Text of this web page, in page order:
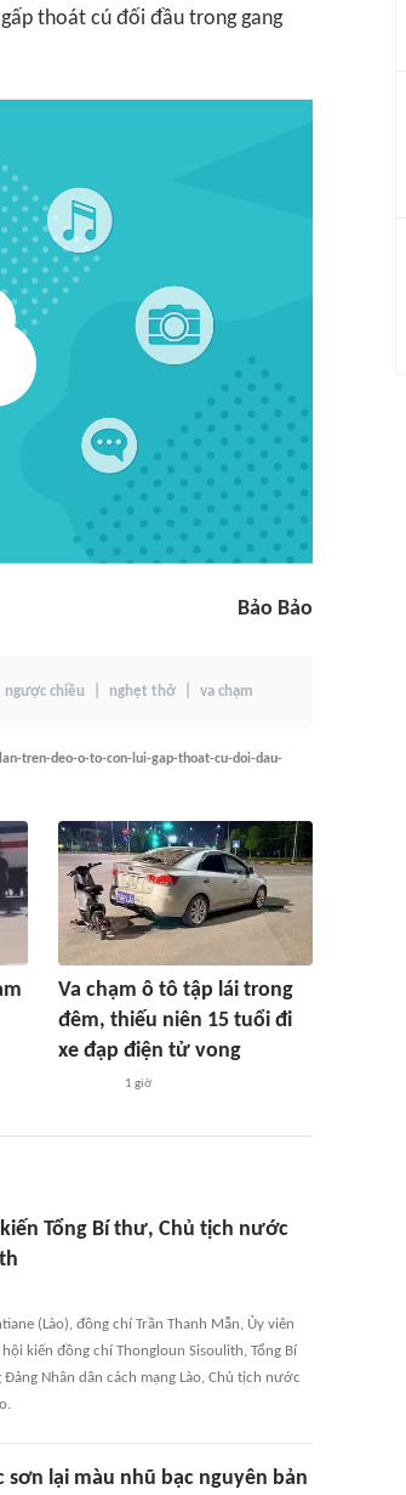
thoát cú đối đầu trong gang
Bảo Bảo
ngược chiều nghẹt thở va chạm
tren-deo-o-to-con-lui-gap-thoat-cu-doi-dau-
Va chạm ô tô tập lái trong
đêm, thiếu niên 15 tuổi đi
xe đạp điện tử vong
1 giờ
Tổng Bí thư, Chủ tịch nước
(Lào), đồng chí Trần Thanh Mẫn, Ủy viên
kiến đồng chí Thongloun Sisoulith, Tổng Bí
Nhân dân cách mạng Lào, Chủ tịch nước
sơn lại màu nhũ bạc nguyên bản